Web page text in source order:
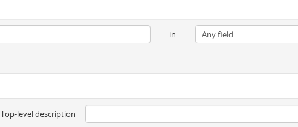
in
Top-level description